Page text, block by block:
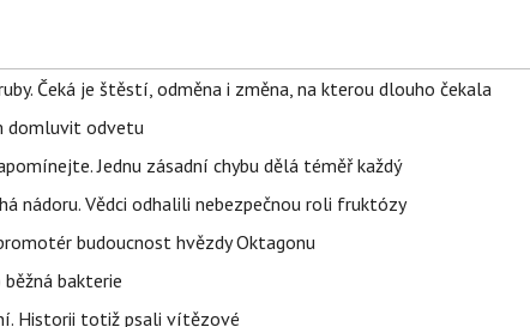
Čeká je štěstí, odměna i změna, na kterou dlouho čekala
domluvit odvetu
Jednu zásadní chybu dělá téměř každý
nádoru. Vědci odhalili nebezpečnou roli fruktózy
budoucnost hvězdy Oktagonu
bakterie
Historii totiž psali vítězové